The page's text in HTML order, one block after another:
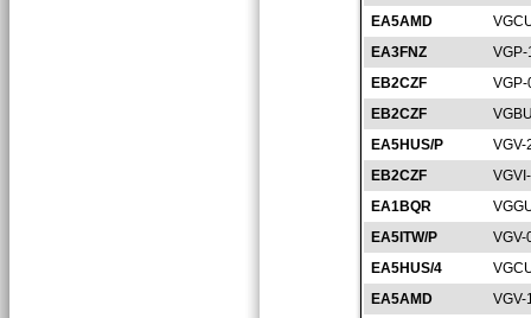
EA5AMD
EA3FNZ
VGP-
EB2CZF
EB2CZF
EA5HUS/P
VGV-
EB2CZF
EA1BQR
EA5ITW/P
VGV-
EA5HUS/4
EA5AMD
VGV-